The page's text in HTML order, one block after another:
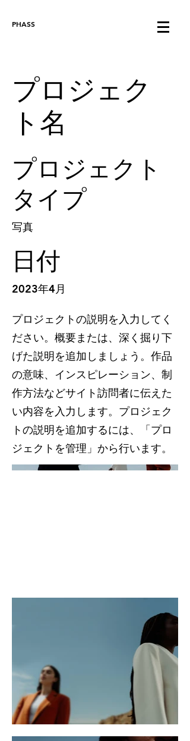
PHASS
プロジェク
ト名
プロジェクト
タイプ
写真
日付
2023年4月
プロジェクトの説明を入力してく
ださい。概要または、深く掘り下
げた説明を追加しましょう。作品
の意味、インスピレーション、制
作方法などサイト訪問者に伝えた
い内容を入力します。プロジェク
トの説明を追加するには、「プロ
ジェクトを管理」から行います。